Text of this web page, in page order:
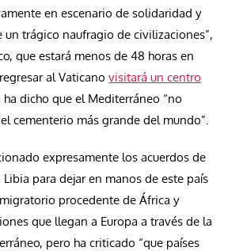
en escenario de solidaridad y
un trágico naufragio de civilizaciones”,
que estará menos de 48 horas en
al Vaticano visitará un centro
ha dicho que el Mediterráneo “no
cementerio más grande del mundo”.
expresamente los acuerdos de
para dejar en manos de este país
procedente de África y
que llegan a Europa a través de la
pero ha criticado “que países